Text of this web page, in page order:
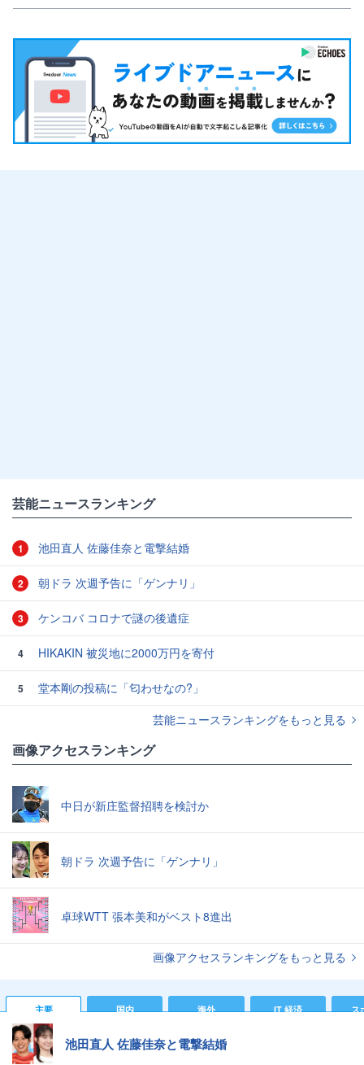
芸能ニュースランキング
1 池田直人 佐藤佳奈と電撃結婚
2 朝ドラ 次週予告に「ゲンナリ」
3 ケンコバ コロナで謎の後遺症
4 HIKAKIN 被災地に2000万円を寄付
5
堂本剛の投稿に「匂わせなの?」
芸能ニュースランキングをもっと見る
画像アクセスランキング
中日が新庄監督招聘を検討か
朝ドラ 次週予告に「ゲンナリ」
卓球WTT 張本美和がベスト8進出
画像アクセスランキングをもっと見る
主要 国内 海外 IT 経済 ス
池田直人 佐藤佳奈と電撃結婚